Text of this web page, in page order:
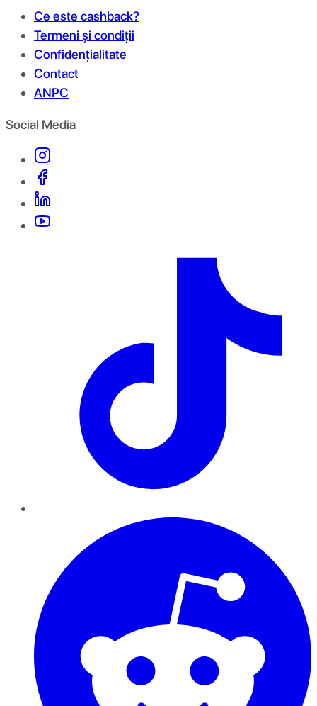
Ce este cashback?
Termeni și condiții
Confidențialitate
Contact
ANPC
Social Media